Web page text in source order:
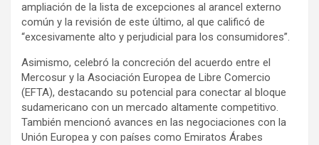
ampliación de la lista de excepciones al arancel externo
común y la revisión de este último, al que calificó de
“excesivamente alto y perjudicial para los consumidores”.
Asimismo, celebró la concreción del acuerdo entre el
Mercosur y la Asociación Europea de Libre Comercio
(EFTA), destacando su potencial para conectar al bloque
sudamericano con un mercado altamente competitivo.
También mencionó avances en las negociaciones con la
Unión Europea y con países como Emiratos Árabes